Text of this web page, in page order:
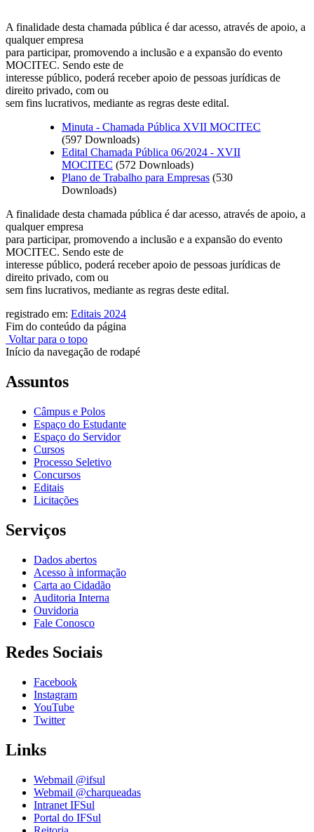
A finalidade desta chamada pública é dar acesso, através de apoio, a
qualquer empresa
para participar, promovendo a inclusão e a expansão do evento
MOCITEC. Sendo este de
interesse público, poderá receber apoio de pessoas jurídicas de
direito privado, com ou
sem fins lucrativos, mediante as regras deste edital.
Minuta - Chamada Pública XVII MOCITEC
(597 Downloads)
Edital Chamada Pública 06/2024 - XVII
MOCITEC (572 Downloads)
Plano de Trabalho para Empresas (530
Downloads)
A finalidade desta chamada pública é dar acesso, através de apoio, a
qualquer empresa
para participar, promovendo a inclusão e a expansão do evento
MOCITEC. Sendo este de
interesse público, poderá receber apoio de pessoas jurídicas de
direito privado, com ou
sem fins lucrativos, mediante as regras deste edital.
registrado em: Editais 2024
Fim do conteúdo da página
Voltar para o topo
Início da navegação de rodapé
Assuntos
Câmpus e Polos
Espaço do Estudante
Espaço do Servidor
Cursos
Processo Seletivo
Concursos
Editais
Licitações
Serviços
Dados abertos
Acesso à informação
Carta ao Cidadão
Auditoria Interna
Ouvidoria
Fale Conosco
Redes Sociais
Facebook
Instagram
YouTube
Twitter
Links
Webmail @ifsul
Webmail @charqueadas
Intranet IFSul
Portal do IFSul